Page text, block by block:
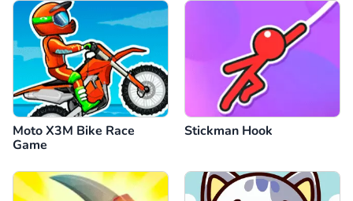
Moto X3M Bike Race
Game
Stickman Hook